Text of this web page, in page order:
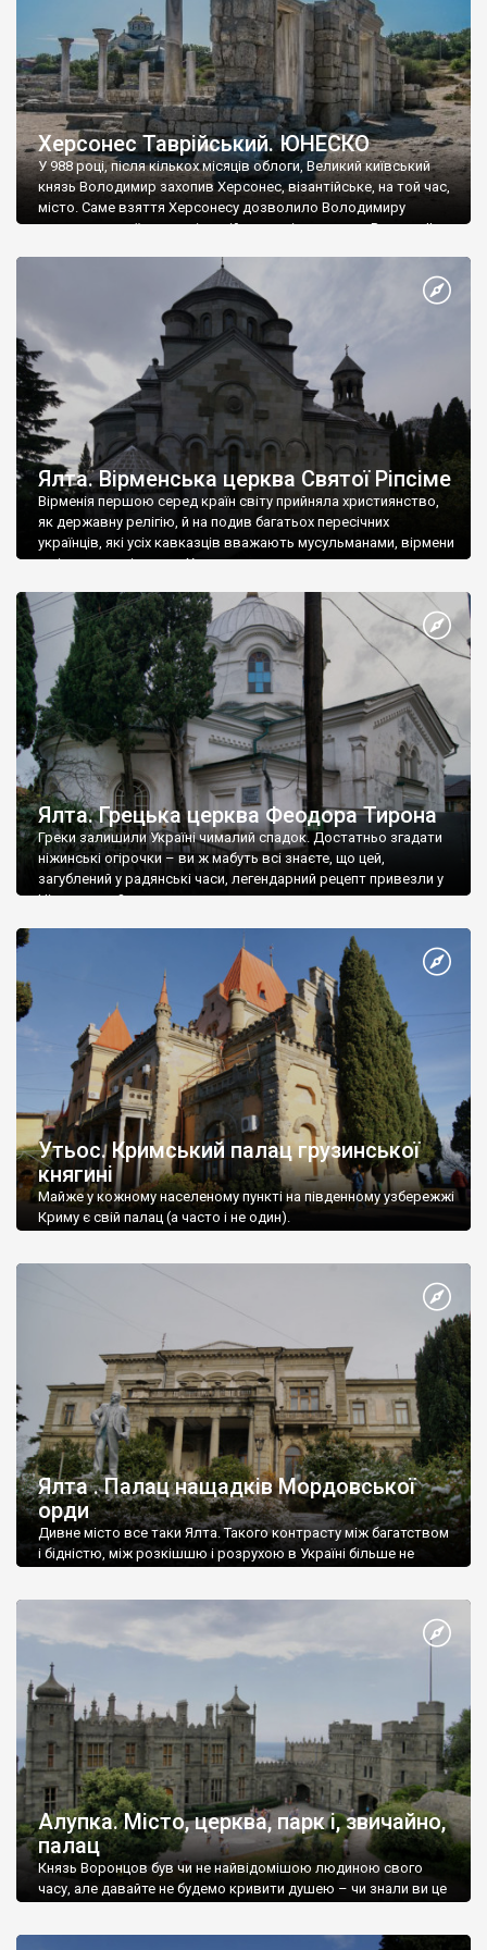
Херсонес Таврійський. ЮНЕСКО
У 988 році, після кількох місяців облоги, Великий київський
князь Володимир захопив Херсонес, візантійське, на той час,
місто. Саме взяття Херсонесу дозволило Володимиру
диктувати свої умови візантійському імператору Василю ІІ, та
Херсонесі Володимир-язичник, став Василем-християнином.
А потім було Хрещення Русі. На честь Херсонесу Таврійського
Ялта. Вірменська церква Святої Ріпсіме
Вірменія першою серед країн світу прийняла християнство,
як державну релігію, й на подив багатьох пересічних
українців, які усіх кавказців вважають мусульманами, вірмени
є відданими вірянами Христа
Ялта. Грецька церква Феодора Тирона
Греки залишили Україні чималий спадок. Достатньо згадати
ніжинські огірочки – ви ж мабуть всі знаєте, що цей,
загублений у радянські часи, легендарний рецепт привезли у
Ніжин греки?
Утьос. Кримський палац грузинської
княгині
Майже у кожному населеному пункті на південному узбережжі
Криму є свій палац (а часто і не один).
Ялта . Палац нащадків Мордовської
орди
Дивне місто все таки Ялта. Такого контрасту між багатством
і бідністю, між розкішшю і розрухою в Україні більше не
Алупка. Місто, церква, парк і, звичайно,
палац
Князь Воронцов був чи не найвідомішою людиною свого
часу, але давайте не будемо кривити душею – чи знали ви це